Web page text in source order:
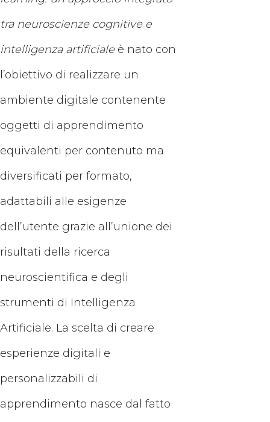
tra neuroscienze cognitive e
intelligenza artificialeè nato con
l’obiettivo di realizzare un
ambiente digitale contenente
oggetti di apprendimento
equivalenti per contenuto ma
diversificati per formato,
adattabili alle esigenze
dell’utente grazie all’unione dei
risultati della ricerca
neuroscientifica e degli
strumenti di Intelligenza
Artificiale. La scelta di creare
esperienze digitali e
personalizzabili di
apprendimento nasce dal fatto